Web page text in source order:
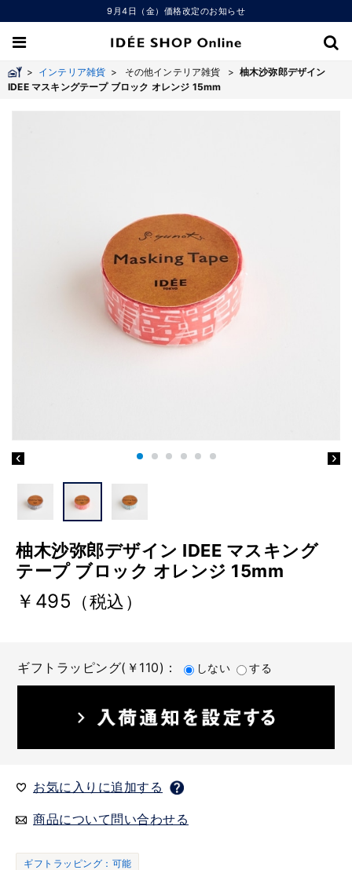
9月4日（金）価格改定のお知らせ
> インテリア雑貨 > その他インテリア雑貨 > 柚木沙弥郎デザイン
IDEE マスキングテープ ブロック オレンジ 15mm
柚木沙弥郎デザイン IDEE マスキング
テープ ブロック オレンジ 15mm
￥495 （税込）
ギフトラッピング(￥110)： しない する
お気に入りに追加する
商品について問い合わせる
ギフトラッピング：可能